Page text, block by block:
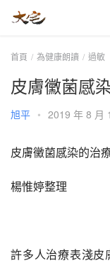
首頁 為健康朗讀 過敏
皮膚黴菌感
旭平 • 2019 年 8 月
皮膚黴菌感染的治
楊惟婷整理
許多人治療表淺皮